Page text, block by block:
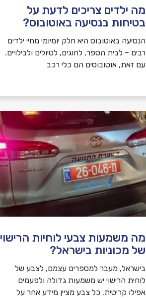
מה ילדים צריכים לדעת על
בטיחות בנסיעה באוטובוס?
הנסיעה באוטובוס היא חלק יומיומי מחיי ילדים
רבים – לבית הספר, לחוגים, לטיולים ולבילויים.
עם זאת, אוטובוסים הם כלי רכב
מה משמעות צבעי לוחיות הרישוי
של מכוניות בישראל?
בישראל, מעבר למספרים עצמם, לצבע של
לוחית הרישוי יש משמעות גדולה ולפעמים
אפילו קריטית. כל צבע מציין מידע אחר על